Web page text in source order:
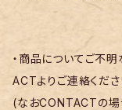
・商品についてご不明
ACTよりご連絡くださ
(なおCONTACTの